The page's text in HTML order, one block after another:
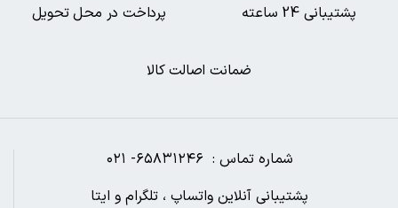
ضمانت اصالت کالا
پرداخت در محل تحویل پشتیبانی 24 ساعته
شماره تماس : ۶۵۸۳۱۲۴۶- ۰۲۱
پشتیبانی آنلاین واتساپ ، تلگرام و ایتا